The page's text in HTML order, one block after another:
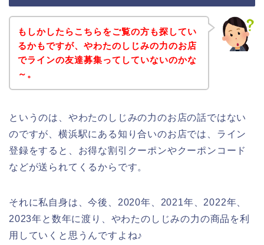
もしかしたらこちらをご覧の方も探してい
るかもですが、やわたのしじみの力のお店
でラインの友達募集ってしていないのかな
～。
というのは、やわたのしじみの力のお店の話ではない
のですが、横浜駅にある知り合いのお店では、ライン
登録をすると、お得な割引クーポンやクーポンコード
などが送られてくるからです。
それに私自身は、今後、2020年、2021年、2022年、
2023年と数年に渡り、やわたのしじみの力の商品を利
用していくと思うんですよね♪